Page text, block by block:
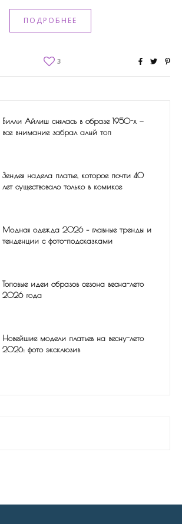
ПОДРОБНЕЕ
3
Билли Айлиш снялась в образе 1950-х —
все внимание забрал алый топ
Зендея надела платье, которое почти 40
лет существовало только в комиксе
Модная одежда 2026 – главные тренды и
тенденции с фото-подсказками
Топовые идеи образов сезона весна-лето
2026 года
Новейшие модели платьев на весну-лето
2026: фото эксклюзив